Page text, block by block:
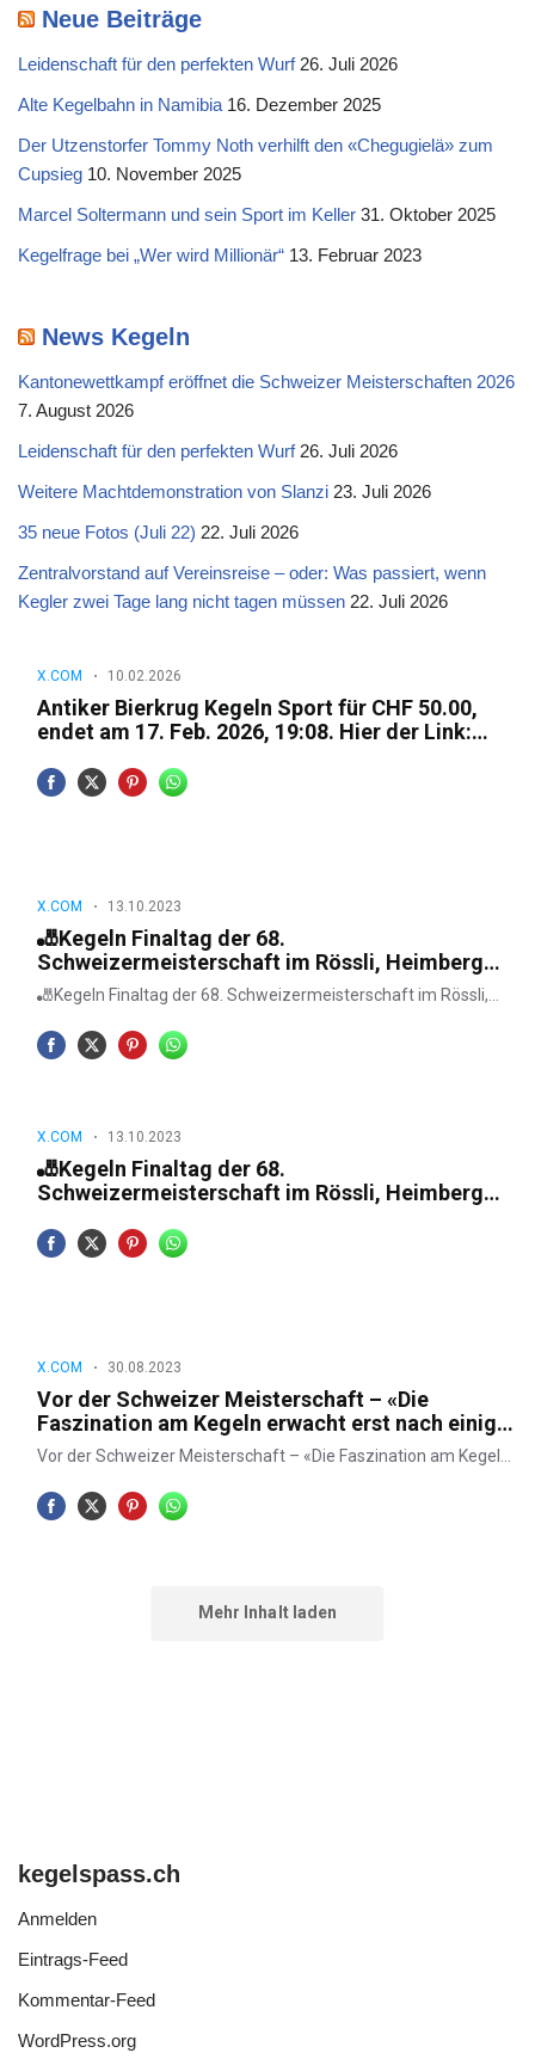
Neue Beiträge
Leidenschaft für den perfekten Wurf 26. Juli 2026
Alte Kegelbahn in Namibia 16. Dezember 2025
Der Utzenstorfer Tommy Noth verhilft den «Chegugielä» zum
Cupsieg 10. November 2025
Marcel Soltermann und sein Sport im Keller 31. Oktober 2025
Kegelfrage bei „Wer wird Millionär“ 13. Februar 2023
News Kegeln
Kantonewettkampf eröffnet die Schweizer Meisterschaften 2026
7. August 2026
Leidenschaft für den perfekten Wurf 26. Juli 2026
Weitere Machtdemonstration von Slanzi 23. Juli 2026
35 neue Fotos (Juli 22) 22. Juli 2026
Zentralvorstand auf Vereinsreise – oder: Was passiert, wenn
Kegler zwei Tage lang nicht tagen müssen 22. Juli 2026
kegelspass.ch
Anmelden
Eintrags-Feed
Kommentar-Feed
WordPress.org